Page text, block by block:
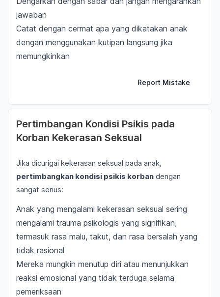
jawaban
Catat dengan cermat apa yang dikatakan anak
dengan menggunakan kutipan langsung jika
memungkinkan
Report Mistake
Pertimbangan Kondisi Psikis pada
Korban Kekerasan Seksual
Jika dicurigai kekerasan seksual pada anak,
pertimbangkan kondisi psikis korban dengan
sangat serius:
Anak yang mengalami kekerasan seksual sering
mengalami trauma psikologis yang signifikan,
termasuk rasa malu, takut, dan rasa bersalah yang
tidak rasional
Mereka mungkin menutup diri atau menunjukkan
reaksi emosional yang tidak terduga selama
pemeriksaan